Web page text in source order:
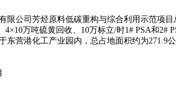
限公司芳烃原料低碳重构与综合利用示范项目
4×10万吨硫黄回收、10万标立/时1# PSA和2#
东营港化工产业园内，总占地面积约为271.9